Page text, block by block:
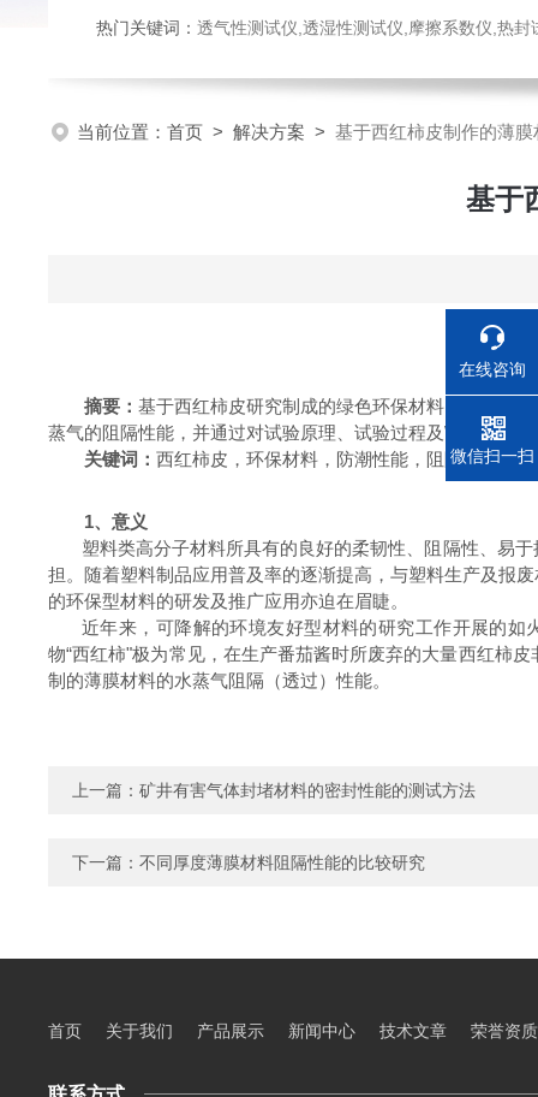
热门关键词： 透气性测试仪,透湿性测试仪,摩擦系数仪,热封试验仪,
当前位置： 首页 > 解决方案 > 基于西红柿皮制作的薄
基于
摘要： 基于西红柿皮研究制成的绿色环保材料的应用将
蒸气的阻隔性能，并通过对试验原理、试验过程及W3/031水
关键词： 西红柿皮，环保材料，防潮性能，阻隔性能，
1、意义
塑料类高分子材料所具有的良好的柔韧性、阻隔性、易
担。随着塑料制品应用普及率的逐渐提高，与塑料生产及报
的环保型材料的研发及推广应用亦迫在眉睫。
近年来，可降解的环境友好型材料的研究工作开展的
物“西红柿"极为常见，在生产番茄酱时所废弃的大量西红柿
制的薄膜材料的水蒸气阻隔（透过）性能。
上一篇： 矿井有害气体封堵材料的密封性能的测试方法
下一篇： 不同厚度薄膜材料阻隔性能的比较研究
首页 关于我们 产品展示 新闻中心 技术文章 荣誉资质
在线咨询
电话
微信扫一扫